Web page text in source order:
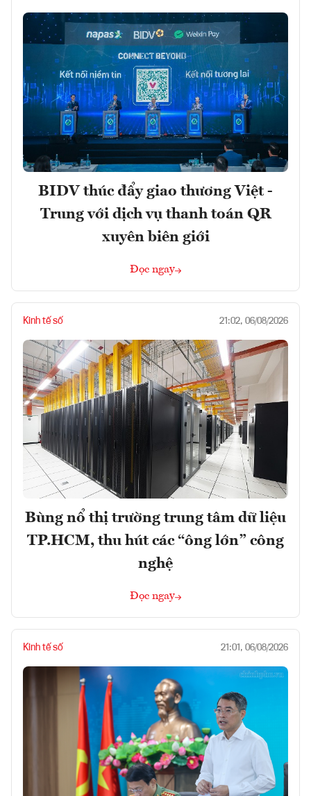
BIDV thúc đẩy giao thương Việt -
Trung với dịch vụ thanh toán QR
xuyên biên giới
Đọc ngay
Kinh tế số 21:02, 06/08/2026
Bùng nổ thị trường trung tâm dữ liệu
TP.HCM, thu hút các “ông lớn” công
nghệ
Đọc ngay
Kinh tế số 21:01, 06/08/2026